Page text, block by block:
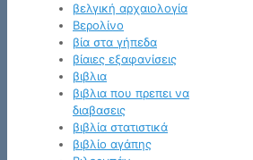
βελγική αρχαιολογία
Βερολίνο
βία στα γήπεδα
βίαιες εξαφανίσεις
βιβλια
βιβλια που πρεπει να
διαβασεις
βιβλία στατιστικά
βιβλίο αγάπης